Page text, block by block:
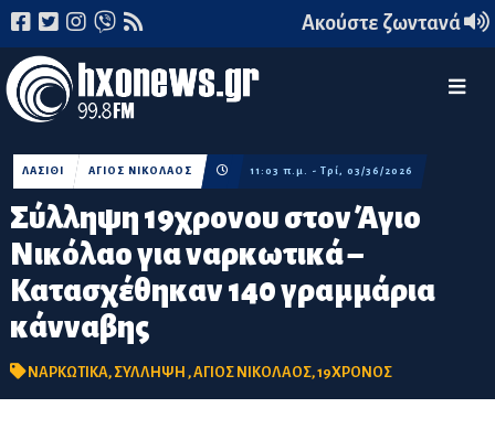
Ακούστε ζωντανά
Σύλληψη 19χρονου στον Άγιο
Νικόλαο για ναρκωτικά –
Κατασχέθηκαν 140 γραμμάρια
κάνναβης
ΛΑΣΙΘΙ ΑΓΙΟΣ ΝΙΚΟΛΑΟΣ 11:03 π.μ. - Τρί, 03/36/2026
ΝΑΡΚΩΤΙΚΑ, ΣΥΛΛΗΨΗ ,ΑΓΙΟΣ ΝΙΚΟΛΑΟΣ,19ΧΡΟΝΟΣ